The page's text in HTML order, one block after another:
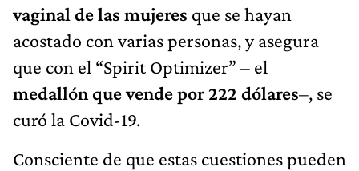
vaginal de las mujeres que se hayan
acostado con varias personas, y asegura
que con el “Spirit Optimizer” – el
medallón que vende por 222 dólares–, se
curó la Covid-19.
Consciente de que estas cuestiones pueden